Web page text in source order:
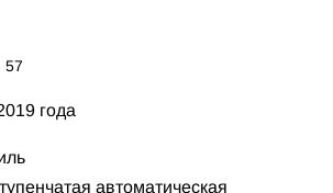
57
года
автоматическая